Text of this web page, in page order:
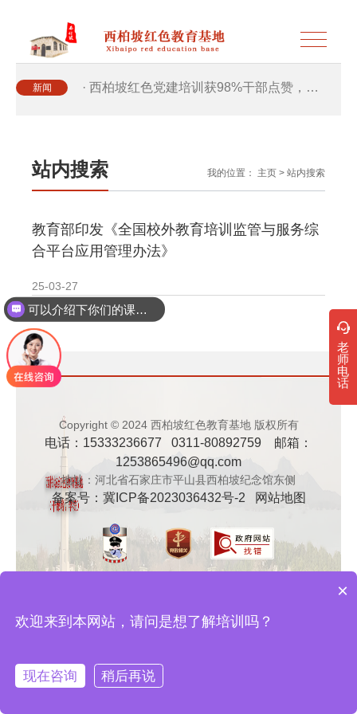
新闻 · 西柏坡红色党建培训获98%干部点赞，…
· 干部培训破解走过场 西柏坡红色教育…
· 2026年干部培训提质增效三大路径，揭…
· 筑牢新时代干部信仰根基 西柏坡3招给…
· 新时代干部培训筑牢理想信念，探秘西…
· 干部培训告别形式主义 3大西柏坡教法…
站内搜索 我的位置： 主页 > 站内搜索
教育部印发《全国校外教育培训监管与服务综
合平台应用管理办法》
25-03-27
Copyright © 2024 西柏坡红色教育基地 版权所有
电话：15333236677 0311-80892759 邮箱：
1253865496@qq.com
地址：河北省石家庄市平山县西柏坡纪念馆东侧
备案号： 冀ICP备2023036432号-2 网站地图
老
师
电
话
×
欢迎来到本网站，请问是想了解培训吗？
现在咨询
稍后再说
在线咨询